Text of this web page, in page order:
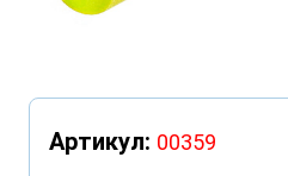
Артикул: 00359